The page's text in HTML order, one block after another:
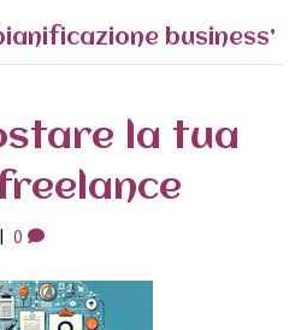
business’
la tua
0